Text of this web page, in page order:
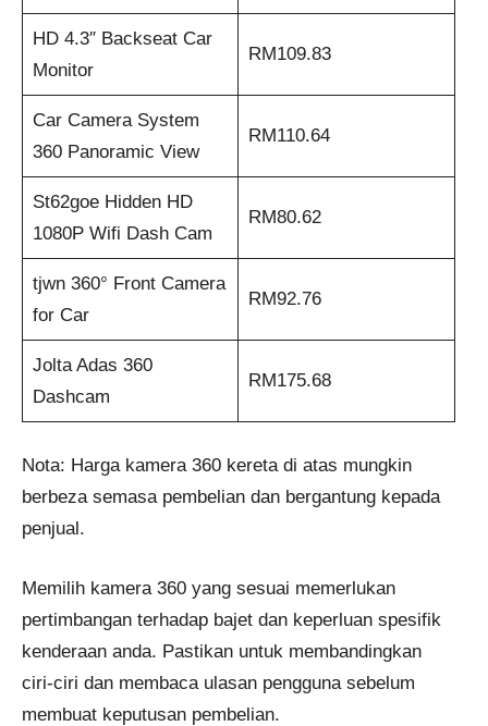
HD 4.3″ Backseat Car
Monitor
RM109.83
Car Camera System
360 Panoramic View
RM110.64
St62goe Hidden HD
1080P Wifi Dash Cam
RM80.62
tjwn 360° Front Camera
for Car
RM92.76
Jolta Adas 360
Dashcam
RM175.68
Nota: Harga kamera 360 kereta di atas mungkin
berbeza semasa pembelian dan bergantung kepada
penjual.
Memilih kamera 360 yang sesuai memerlukan
pertimbangan terhadap bajet dan keperluan spesifik
kenderaan anda. Pastikan untuk membandingkan
ciri-ciri dan membaca ulasan pengguna sebelum
membuat keputusan pembelian.